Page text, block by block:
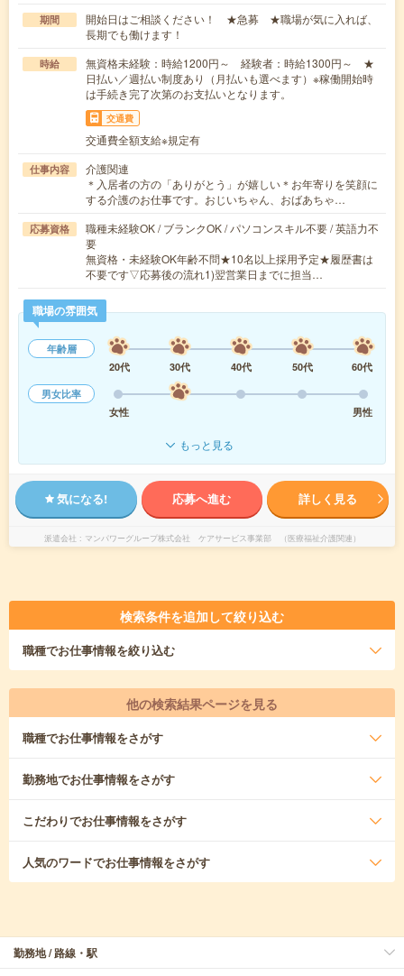
期間
開始日はご相談ください！ ★急募 ★職場が気に入れば、
長期でも働けます！
時給
無資格未経験：時給1200円～ 経験者：時給1300円～ ★
日払い／週払い制度あり（月払いも選べます）※稼働開始時
は手続き完了次第のお支払いとなります。
交通費
交通費全額支給※規定有
仕事内容
介護関連
＊入居者の方の「ありがとう」が嬉しい＊お年寄りを笑顔に
する介護のお仕事です。おじいちゃん、おばあちゃ…
応募資格
職種未経験OK / ブランクOK / パソコンスキル不要 / 英語力不
要
無資格・未経験OK年齢不問★10名以上採用予定★履歴書は
不要です▽応募後の流れ1)翌営業日までに担当…
職場の雰囲気
年齢層
20代
30代 40代 50代
60代
男女比率
女性
男性
もっと見る
気になる! 応募へ進む 詳しく見る
派遣会社 マンパワーグループ株式会社 ケアサービス事業部 （医療福祉介護関連）
検索条件を追加して絞り込む
職種でお仕事情報を絞り込む
他の検索結果ページを見る
職種でお仕事情報をさがす
勤務地でお仕事情報をさがす
こだわりでお仕事情報をさがす
人気のワードでお仕事情報をさがす
勤務地 / 路線・駅